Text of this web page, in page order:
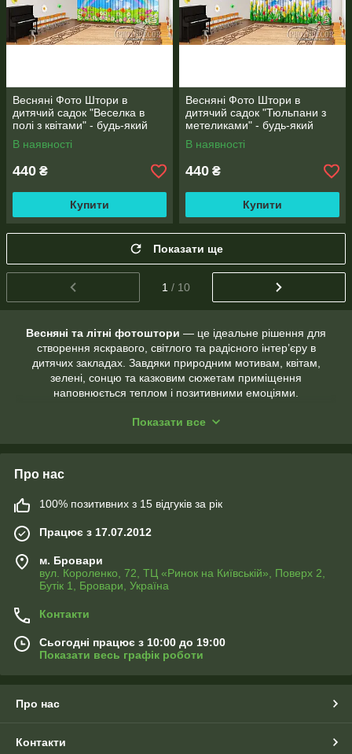
Весняні Фото Штори в
дитячий садок "Веселка в
полі з квітами" - будь-який
розмір
В наявності
440 ₴
Купити
Весняні Фото Штори в
дитячий садок "Тюльпани з
метеликами" - будь-який
розмір
В наявності
440 ₴
Купити
Показати ще
1 / 10
Весняні та літні фотоштори — це ідеальне рішення для
створення яскравого, світлого та радісного інтер’єру в
дитячих закладах. Завдяки природним мотивам, квітам,
зелені, сонцю та казковим сюжетам приміщення
наповнюється теплом і позитивними емоціями.
святкових заходів, ранків, випускних
сезонного оновлення інтер’єру
Ми виготовляємо фотоштори
можливе створення
весняну чи літню тематику.
допомагають створити атмосферу радості, затишку та свята.
Показати все
Про нас
100% позитивних з 15 відгуків за рік
Працює з 17.07.2012
м. Бровари
вул. Короленко, 72, ТЦ «Ринок на Київській», Поверх 2,
Бутік 1, Бровари, Україна
Контакти
Сьогодні працює з 10:00 до 19:00
Показати весь графік роботи
Про нас
Контакти